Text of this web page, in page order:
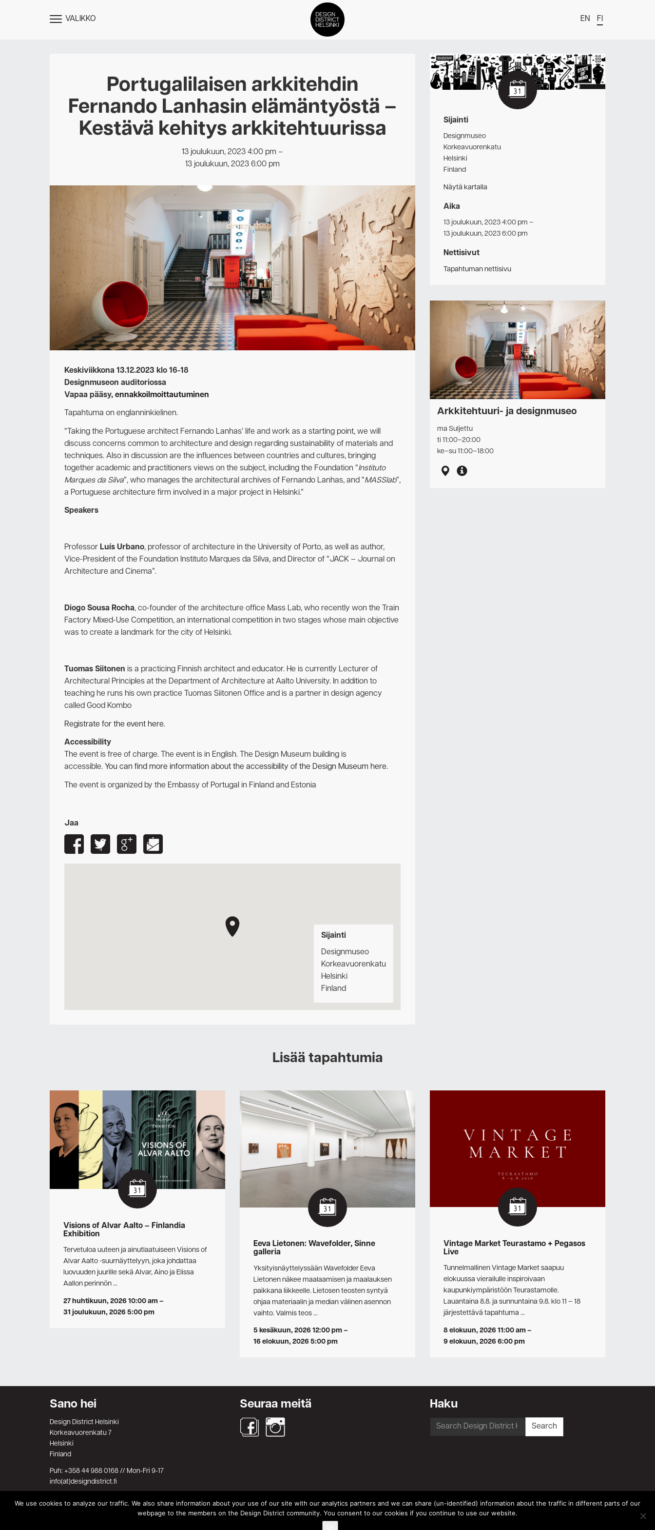
NÄYTÄVALIKKO EN FI
DDH Find – Explore The District
Jäsenet
Tapahtumat
Uutiset
Meistä
Design District Helsingin jäsenyydestä
Ota yhteyttä
Portugalilaisen arkkitehdin
Fernando Lanhasin elämäntyöstä –
Kestävä kehitys arkkitehtuurissa
13 joulukuun, 2023 4:00 pm –
13 joulukuun, 2023 6:00 pm
Keskiviikkona 13.12.2023 klo 16-18
Designmuseon auditoriossa
Vapaa pääsy,ennakkoilmoittautuminen
Tapahtuma on englanninkielinen.
“Taking the Portuguese architect Fernando Lanhas’ life and work as a starting point, we will
discuss concerns common to architecture and design regarding sustainability of materials and
techniques. Also in discussion are the influences between countries and cultures, bringing
together academic and practitioners views on the subject, including the Foundation “Instituto
Marques da Silva”, who manages the architectural archives of Fernando Lanhas, and “MASSlab”,
a Portuguese architecture firm involved in a major project in Helsinki.”
Speakers
ProfessorLuís Urbano, professor of architecture in the University of Porto, as well as author,
Vice-President of the Foundation Instituto Marques da Silva, and Director of “JACK – Journal on
Architecture and Cinema”.
Diogo Sousa Rocha, co-founder of the architecture office Mass Lab, who recently won the Train
Factory Mixed-Use Competition, an international competition in two stages whose main objective
was to create a landmark for the city of Helsinki.
Tuomas Siitonen is a practicing Finnish architect and educator. He is currently Lecturer of
Architectural Principles at the Department of Architecture at Aalto University. In addition to
teaching he runs his own practice Tuomas Siitonen Office and is a partner in design agency
called Good Kombo
Registrate for the event here.
Accessibility
The event is free of charge. The event is in English. The Design Museum building is
accessible.You can find more information about the accessibility of the Design Museum here.
The event is organized by the Embassy of Portugal in Finland and Estonia
Jaa
Sijainti
Designmuseo
Korkeavuorenkatu
Helsinki
Finland
Sijainti
Designmuseo
Korkeavuorenkatu
Helsinki
Finland
Näytä kartalla
Aika
13 joulukuun, 2023 4:00 pm –
13 joulukuun, 2023 6:00 pm
Nettisivut
Tapahtuman nettisivu
Arkkitehtuuri- ja designmuseo
ma Suljettu
ti 11:00–20:00
ke–su 11:00–18:00
Lisää tapahtumia
Visions of Alvar Aalto – Finlandia
Exhibition
Tervetuloa uuteen ja ainutlaatuiseen Visions of
Alvar Aalto -suurnäyttelyyn, joka johdattaa
luovuuden juurille sekä Alvar, Aino ja Elissa
Aallon perinnön …
27 huhtikuun, 2026 10:00 am–
31 joulukuun, 2026 5:00 pm
Eeva Lietonen: Wavefolder, Sinne
galleria
Yksityisnäyttelyssään Wavefolder Eeva
Lietonen näkee maalaamisen ja maalauksen
paikkana liikkeelle. Lietosen teosten syntyä
ohjaa materiaalin ja median välinen asennon
vaihto. Valmis teos …
5 kesäkuun, 2026 12:00 pm–
16 elokuun, 2026 5:00 pm
Vintage Market Teurastamo + Pegasos
Live
Tunnelmallinen Vintage Market saapuu
elokuussa vierailulle inspiroivaan
kaupunkiympäristöön Teurastamolle.
Lauantaina 8.8. ja sunnuntaina 9.8. klo 11 – 18
järjestettävä tapahtuma …
8 elokuun, 2026 11:00 am–
9 elokuun, 2026 6:00 pm
Sano hei
Design District Helsinki
Korkeavuorenkatu 7
Helsinki
Finland
Puh: +358 44 988 0168 // Mon-Fri 9-17
info(at)designdistrict.fi
Seuraa meitä Haku
Search
Search
© Design District Helsinki 2026. Crafted by
We use cookies to analyze our traffic. We also share information about your use of our site with our analytics partners and we can share (un-identified) information about the traffic in different parts of our
webpage to the members on the Design District community. You consent to our cookies if you continue to use our website.